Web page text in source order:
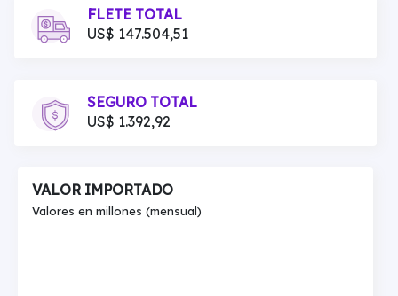
FLETE TOTAL
US$ 147.504,51
SEGURO TOTAL
US$ 1.392,92
VALOR IMPORTADO
Valores en millones (mensual)